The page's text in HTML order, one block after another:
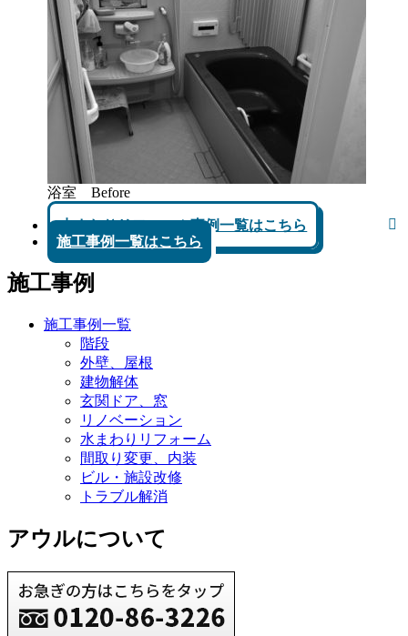
浴室 Before
水まわりリフォーム事例一覧はこちら
施工事例一覧はこちら
施工事例
施工事例一覧
階段
外壁、屋根
建物解体
玄関ドア、窓
リノベーション
水まわりリフォーム
間取り変更、内装
ビル・施設改修
トラブル解消
アウルについて